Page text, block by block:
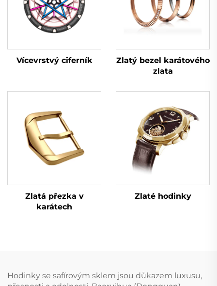
Vícevrstvý ciferník
Zlatý bezel karátového
zlata
Zlatá přezka v
karátech
Zlaté hodinky
Hodinky se safírovým sklem jsou důkazem luxusu,